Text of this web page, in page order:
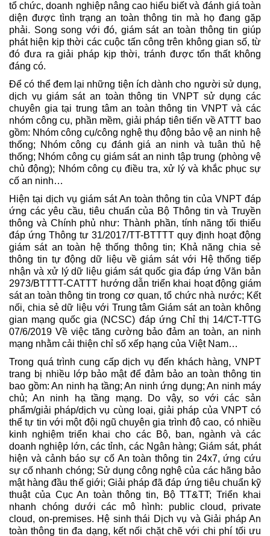
tổ chức, doanh nghiệp nâng cao hiểu biết và đánh giá toàn
diện được tình trạng an toàn thông tin mà họ đang gặp
phải. Song song với đó, giám sát an toàn thông tin giúp
phát hiện kịp thời các cuộc tấn công trên không gian số, từ
đó đưa ra giải pháp kịp thời, tránh được tổn thất không
đáng có.
Để có thể đem lại những tiện ích dành cho người sử dụng,
dịch vụ giám sát an toàn thông tin VNPT sử dụng các
chuyên gia tại trung tâm an toàn thông tin VNPT và các
nhóm công cụ, phần mềm, giải pháp tiên tiến về ATTT bao
gồm: Nhóm công cụ/công nghệ thụ động bảo vệ an ninh hệ
thống; Nhóm công cụ đánh giá an ninh và tuân thủ hệ
thống; Nhóm công cụ giám sát an ninh tập trung (phòng vệ
chủ động); Nhóm công cụ điều tra, xử lý và khắc phục sự
cố an ninh…
Hiện tại dịch vụ giám sát An toàn thông tin của VNPT đáp
ứng các yêu cầu, tiêu chuẩn của Bộ Thông tin và Truyền
thông và Chính phủ như: Thành phần, tính năng tối thiểu
đáp ứng Thông tư 31/2017/TT-BTTTT quy định hoạt động
giám sát an toàn hệ thống thông tin; Khả năng chia sẻ
thông tin tự động dữ liệu về giám sát với Hệ thống tiếp
nhận và xử lý dữ liệu giám sát quốc gia đáp ứng Văn bản
2973/BTTTT-CATTT hướng dẫn triển khai hoạt động giám
sát an toàn thông tin trong cơ quan, tổ chức nhà nước; Kết
nối, chia sẻ dữ liệu với Trung tâm Giám sát an toàn không
gian mạng quốc gia (NCSC) đáp ứng Chỉ thị 14/CT-TTG
07/6/2019 Về việc tăng cường bảo đảm an toàn, an ninh
mạng nhằm cải thiện chỉ số xếp hạng của Việt Nam…
Trong quá trình cung cấp dịch vụ đến khách hàng, VNPT
trang bị nhiều lớp bảo mật để đảm bảo an toàn thông tin
bao gồm: An ninh hạ tầng; An ninh ứng dụng; An ninh máy
chủ; An ninh hạ tầng mạng. Do vậy, so với các sản
phẩm/giải pháp/dịch vụ cùng loại, giải pháp của VNPT có
thể tự tin với một đội ngũ chuyên gia trình độ cao, có nhiều
kinh nghiệm triển khai cho các Bộ, ban, ngành và các
doanh nghiệp lớn, các tỉnh, các Ngân hàng; Giám sát, phát
hiện và cảnh báo sự cố An toàn thông tin 24x7, ứng cứu
sự cố nhanh chóng; Sử dụng công nghệ của các hãng bảo
mật hàng đầu thế giới; Giải pháp đã đáp ứng tiêu chuẩn kỹ
thuật của Cục An toàn thông tin, Bộ TT&TT; Triển khai
nhanh chóng dưới các mô hình: public cloud, private
cloud, on-premises. Hệ sinh thái Dịch vụ và Giải pháp An
toàn thông tin đa dạng, kết nối chặt chẽ với chi phí tối ưu